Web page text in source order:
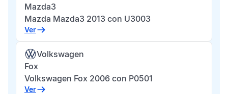
Mazda3
Mazda Mazda3 2013 con U3003
Ver
Volkswagen
Fox
Volkswagen Fox 2006 con P0501
Ver